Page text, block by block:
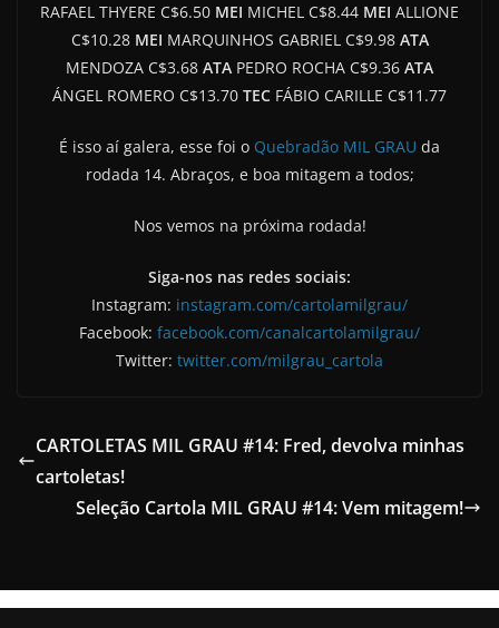
RAFAEL THYERE C$6.50 MEI MICHEL C$8.44 MEI ALLIONE
C$10.28 MEI MARQUINHOS GABRIEL C$9.98 ATA
MENDOZA C$3.68 ATA PEDRO ROCHA C$9.36 ATA
ÁNGEL ROMERO C$13.70 TEC FÁBIO CARILLE C$11.77
É isso aí galera, esse foi o Quebradão MIL GRAU da
rodada 14. Abraços, e boa mitagem a todos;
Nos vemos na próxima rodada!
Siga-nos nas redes sociais:
Instagram: instagram.com/cartolamilgrau/
Facebook: facebook.com/canalcartolamilgrau/
Twitter: twitter.com/milgrau_cartola
CARTOLETAS MIL GRAU #14: Fred, devolva minhas
cartoletas!
Seleção Cartola MIL GRAU #14: Vem mitagem!